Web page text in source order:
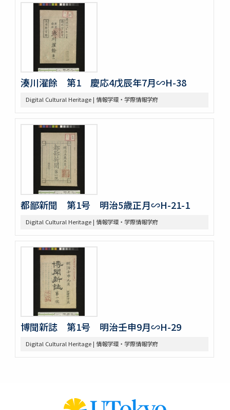
湊川濯餘 第1 慶応4戊辰年7月∽H-38
Digital Cultural Heritage | 情報学環・学際情報学府
都鄙新聞 第1号 明治5歳正月∽H-21-1
Digital Cultural Heritage | 情報学環・学際情報学府
博聞新誌 第1号 明治壬申9月∽H-29
Digital Cultural Heritage | 情報学環・学際情報学府